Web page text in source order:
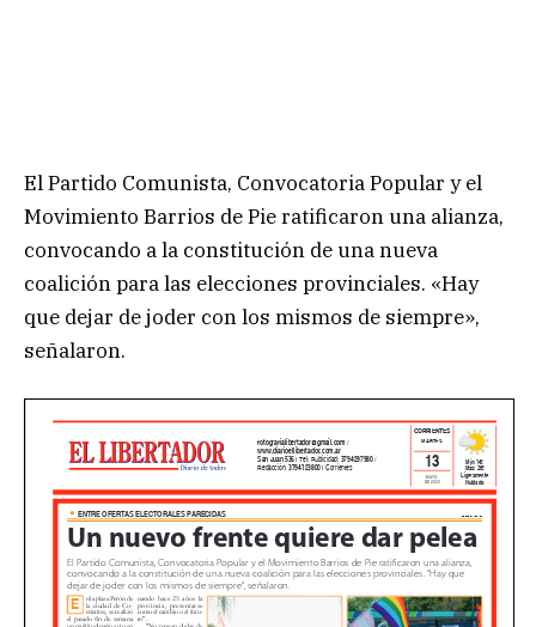
El Partido Comunista, Convocatoria Popular y el
Movimiento Barrios de Pie ratificaron una alianza,
convocando a la constitución de una nueva
coalición para las elecciones provinciales. «Hay
que dejar de joder con los mismos de siempre»,
señalaron.